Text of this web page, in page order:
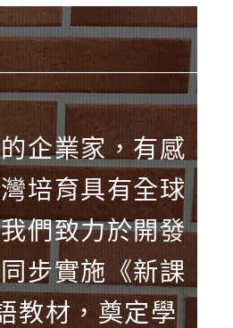
企業家，有感
培育具有全球
們致力於開發
步實施《新課
教材，奠定學